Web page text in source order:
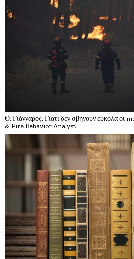
Θ. Γιάνναρος: Γιατί δεν σβήνουν εύκολα οι
& Fire Behavior Analyst